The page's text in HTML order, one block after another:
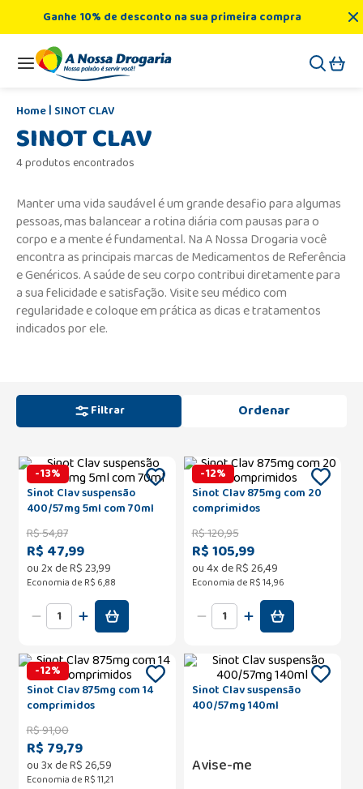
Ganhe 10% de desconto na sua primeira compra
SINOT CLAV
SINOT CLAV
4 produtos encontrados
Manter uma vida saudável é um grande desafio para algumas
pessoas, mas balancear a rotina diária com pausas para o
corpo e a mente é fundamental. Na A Nossa Drogaria você
encontra as principais marcas de Medicamentos de Referência
e Genéricos. A saúde de seu corpo contribui diretamente para
a sua felicidade e satisfação. Visite seu médico com
regularidade e coloque em prática as dicas e tratamentos
indicados por ele.
Filtrar
-13%
Sinot Clav suspensão
400/57mg 5ml com 70ml
R$54,87
R$ 47,99
ou2x deR$23,99
Economia de R$ 6,88
-12%
Sinot Clav 875mg com 20
comprimidos
R$120,95
R$ 105,99
ou4x deR$26,49
Economia de R$ 14,96
-12%
Sinot Clav 875mg com 14
comprimidos
R$91,00
R$ 79,79
ou3x deR$26,59
Economia de R$ 11,21
Sinot Clav suspensão
400/57mg 140ml
Avise-me